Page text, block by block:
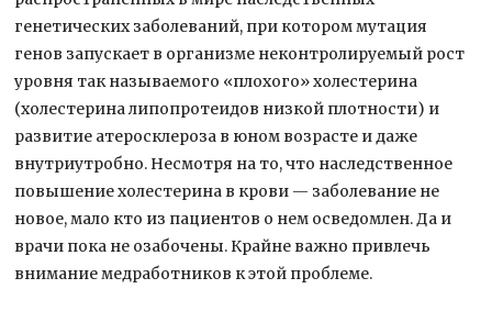
генетических заболеваний, при котором мутация
генов запускает в организме неконтролируемый рост
уровня так называемого «плохого» холестерина
(холестерина липопротеидов низкой плотности) и
развитие атеросклероза в юном возрасте и даже
внутриутробно. Несмотря на то, что наследственное
повышение холестерина в крови — заболевание не
новое, мало кто из пациентов о нем осведомлен. Да и
врачи пока не озабочены. Крайне важно привлечь
внимание медработников к этой проблеме.